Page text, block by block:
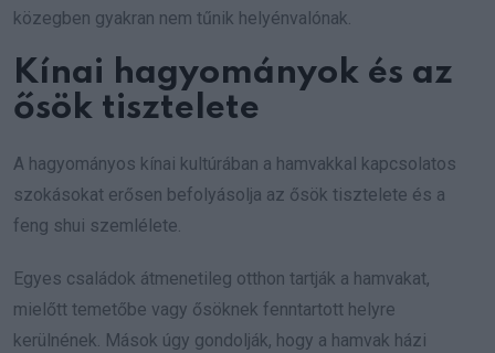
közegben gyakran nem tűnik helyénvalónak.
Kínai hagyományok és az
ősök tisztelete
A hagyományos kínai kultúrában a hamvakkal kapcsolatos
szokásokat erősen befolyásolja az ősök tisztelete és a
feng shui szemlélete.
Egyes családok átmenetileg otthon tartják a hamvakat,
mielőtt temetőbe vagy ősöknek fenntartott helyre
kerülnének. Mások úgy gondolják, hogy a hamvak házi